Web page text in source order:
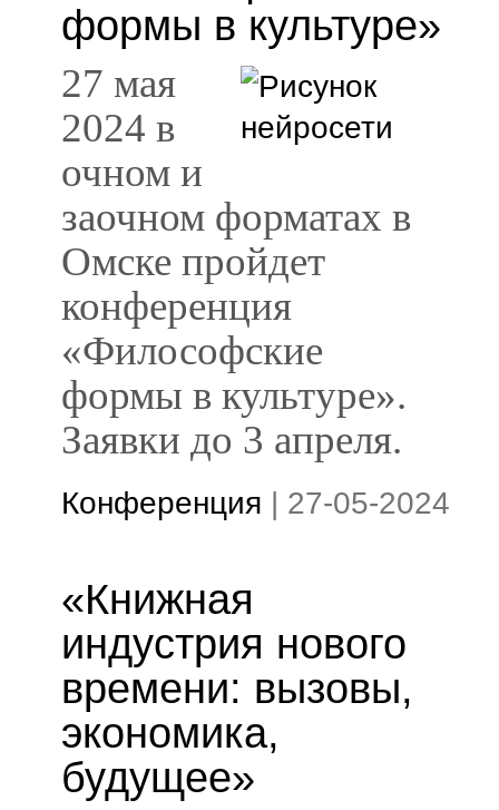
формы в культуре»
27 мая
2024 в
очном и
заочном форматах в
Омске пройдет
конференция
«Философские
формы в культуре».
Заявки до 3 апреля.
Конференция | 27-05-2024
«Книжная
индустрия нового
времени: вызовы,
экономика,
будущее»